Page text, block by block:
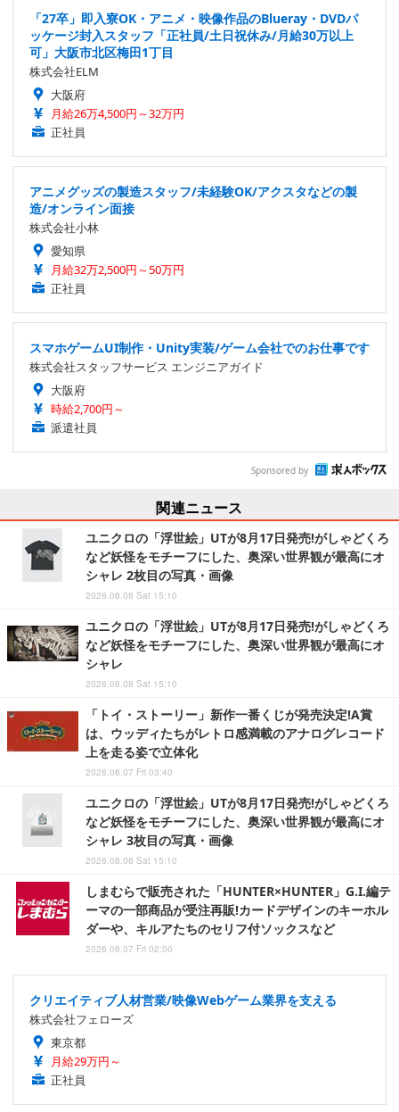
「27卒」即入寮OK・アニメ・映像作品のBlueray・DVDパ
ッケージ封入スタッフ「正社員/土日祝休み/月給30万以上
可」大阪市北区梅田1丁目
株式会社ELM
大阪府
月給26万4,500円～32万円
正社員
アニメグッズの製造スタッフ/未経験OK/アクスタなどの製
造/オンライン面接
株式会社小林
愛知県
月給32万2,500円～50万円
正社員
スマホゲームUI制作・Unity実装/ゲーム会社でのお仕事です
株式会社スタッフサービス エンジニアガイド
大阪府
時給2,700円～
派遣社員
Sponsored by
関連ニュース
ユニクロの「浮世絵」UTが8月17日発売!がしゃどくろ
など妖怪をモチーフにした、奥深い世界観が最高にオ
シャレ 2枚目の写真・画像
2026.08.08 Sat 15:10
ユニクロの「浮世絵」UTが8月17日発売!がしゃどくろ
など妖怪をモチーフにした、奥深い世界観が最高にオ
シャレ
2026.08.08 Sat 15:10
「トイ・ストーリー」新作一番くじが発売決定!A賞
は、ウッディたちがレトロ感満載のアナログレコード
上を走る姿で立体化
2026.08.07 Fri 03:40
ユニクロの「浮世絵」UTが8月17日発売!がしゃどくろ
など妖怪をモチーフにした、奥深い世界観が最高にオ
シャレ 3枚目の写真・画像
2026.08.08 Sat 15:10
しまむらで販売された「HUNTER×HUNTER」G.I.編テ
ーマの一部商品が受注再販!カードデザインのキーホル
ダーや、キルアたちのセリフ付ソックスなど
2026.08.07 Fri 02:00
クリエイティブ人材営業/映像Webゲーム業界を支える
株式会社フェローズ
東京都
月給29万円～
正社員